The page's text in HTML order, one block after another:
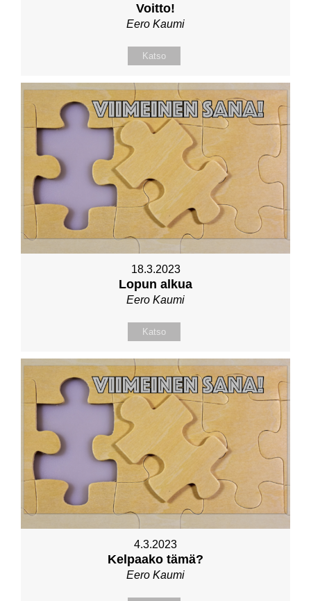
Voitto!
Eero Kaumi
Katso
18.3.2023
Lopun alkua
Eero Kaumi
Katso
4.3.2023
Kelpaako tämä?
Eero Kaumi